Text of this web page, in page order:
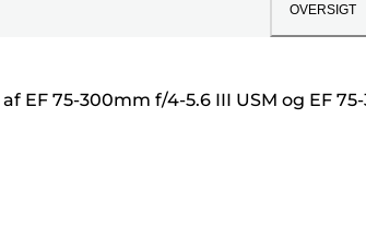
OVERSIGT
EF 75-300mm f/4-5.6 III USM og EF